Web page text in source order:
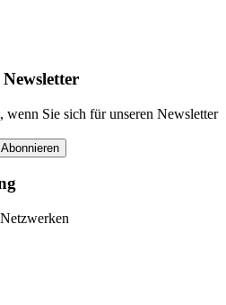
Sie sich für unseren Newsletter
Abonnieren